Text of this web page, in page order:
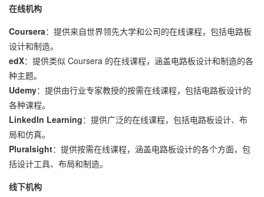
在线机构
Coursera：提供来自世界领先大学和公司的在线课程，包括电路板
设计和制造。
edX：提供类似 Coursera 的在线课程，涵盖电路板设计和制造的各
种主题。
Udemy：提供由行业专家教授的按需在线课程，包括电路板设计的
各种课程。
LinkedIn Learning：提供广泛的在线课程，包括电路板设计、布
局和仿真。
Pluralsight：提供按需在线课程，涵盖电路板设计的各个方面，包
括设计工具、布局和制造。
线下机构